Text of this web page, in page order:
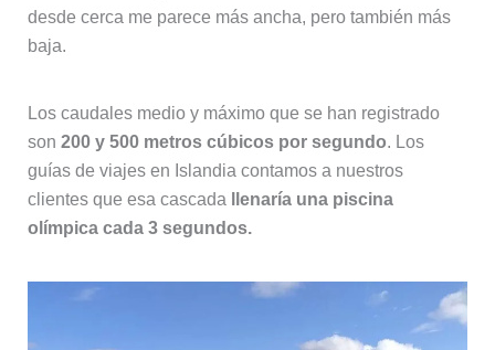
desde cerca me parece más ancha, pero también más
baja.
Los caudales medio y máximo que se han registrado
son 200 y 500 metros cúbicos por segundo. Los
guías de viajes en Islandia contamos a nuestros
clientes que esa cascada
llenaría una piscina
olímpica cada 3 segundos.